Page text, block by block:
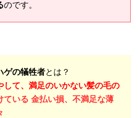
のです。
ゲの犠牲者とは？
して、満足のいかない髪の毛の
ている 金払い損、不満足な薄